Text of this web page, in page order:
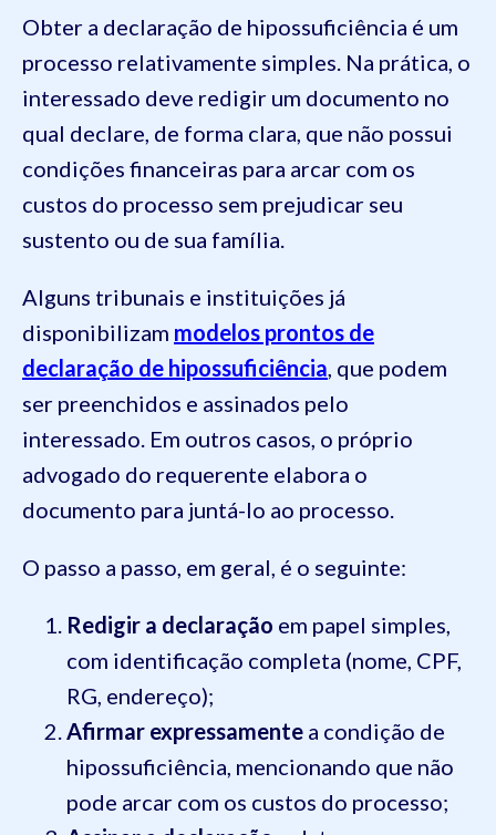
Obter a declaração de hipossuficiência é um
processo relativamente simples. Na prática, o
interessado deve redigir um documento no
qual declare, de forma clara, que não possui
condições financeiras para arcar com os
custos do processo sem prejudicar seu
sustento ou de sua família.
Alguns tribunais e instituições já
disponibilizam modelos prontos de
declaração de hipossuficiência , que podem
ser preenchidos e assinados pelo
interessado. Em outros casos, o próprio
advogado do requerente elabora o
documento para juntá-lo ao processo.
O passo a passo, em geral, é o seguinte:
Redigir a declaração em papel simples,
com identificação completa (nome, CPF,
RG, endereço);
Afirmar expressamente a condição de
hipossuficiência, mencionando que não
pode arcar com os custos do processo;